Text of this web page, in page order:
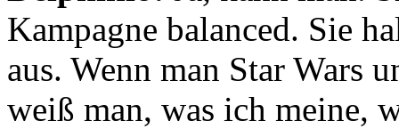
Kampagne balanced. Sie
aus. Wenn man Star Wars
weiß man, was ich meine,